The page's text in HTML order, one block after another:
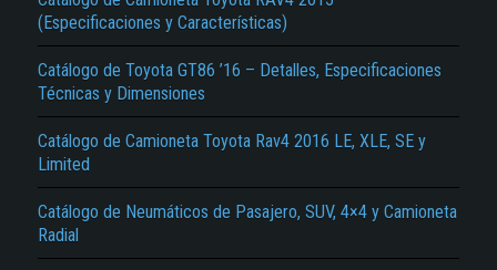
(Especificaciones y Características)
Catálogo de Toyota GT86 ’16 – Detalles, Especificaciones
Técnicas y Dimensiones
Catálogo de Camioneta Toyota Rav4 2016 LE, XLE, SE y
Limited
Catálogo de Neumáticos de Pasajero, SUV, 4×4 y Camioneta
Radial
El Título es incorrecto según el contenido.
Texto o Imagen de portada son erróneos.